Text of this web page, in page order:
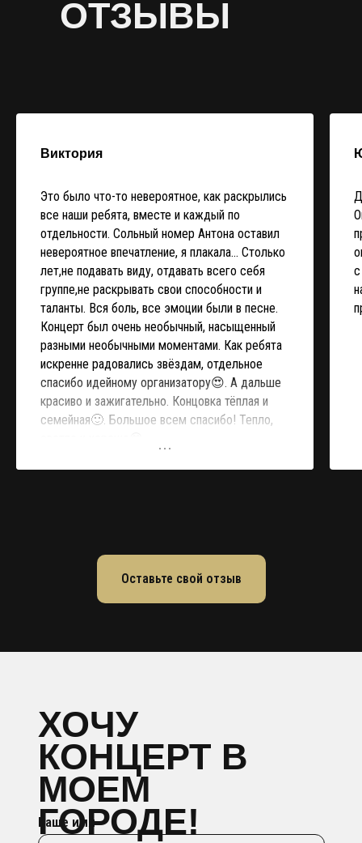
ОТЗЫВЫ
Виктория
Это было что-то невероятное, как раскрылись
все наши ребята, вместе и каждый по
отдельности. Сольный номер Антона оставил
невероятное впечатление, я плакала... Столько
лет,не подавать виду, отдавать всего себя
группе,не раскрывать свои способности и
таланты. Вся боль, все эмоции были в песне.
Концерт был очень необычный, насыщенный
разными необычными моментами. Как ребята
искренне радовались звёздам, отдельное
спасибо идейному организатору😍. А дальше
красиво и зажигательно. Концовка тёплая и
семейная🙂. Большое всем спасибо! Тепло,
Оставьте свой отзыв
ХОЧУ
КОНЦЕРТ В
МОЕМ
ГОРОДЕ!
Ваше имя